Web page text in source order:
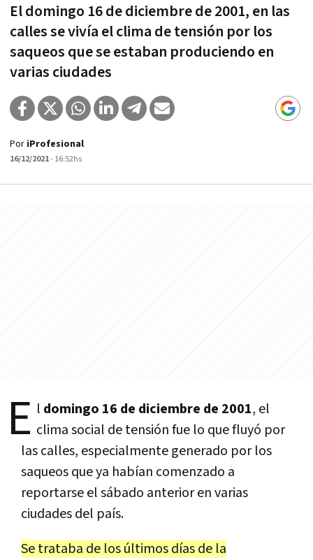
El domingo 16 de diciembre de 2001, en las
calles se vivía el clima de tensión por los
saqueos que se estaban produciendo en
varias ciudades
Por iProfesional
16/12/2021- 16:52hs
E l domingo 16 de diciembre de 2001, el
clima social de tensión fue lo que fluyó por
las calles, especialmente generado por los
saqueos que ya habían comenzado a
reportarse el sábado anterior en varias
ciudades del país.
Se trataba de los últimos días de la